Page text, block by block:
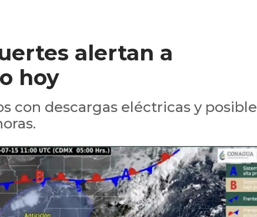
alertan a
hoy
con descargas eléctricas y posible